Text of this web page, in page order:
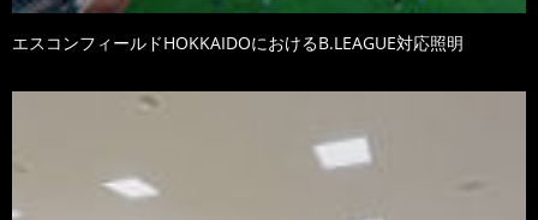
エスコンフィールドHOKKAIDOにおけるB.LEAGUE対応照明